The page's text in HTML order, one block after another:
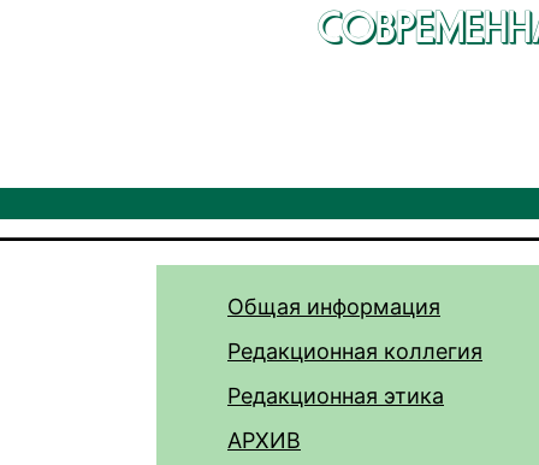
Общая информация
Редакционная коллегия
Редакционная этика
АРХИВ